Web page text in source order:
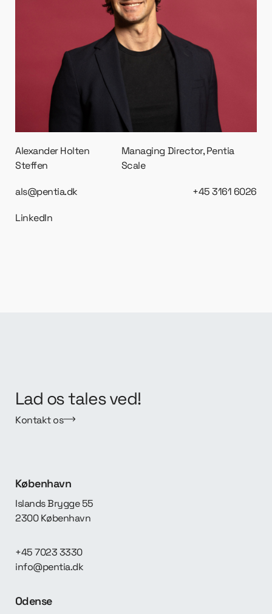
Alexander Holten
Steffen
Managing Director, Pentia
Scale
als@pentia.dk +45 3161 6026
LinkedIn
Lad os tales ved!
Kontakt os
København
Islands Brygge 55
2300 København
Odense
+45 7023 3330
info@pentia.dk